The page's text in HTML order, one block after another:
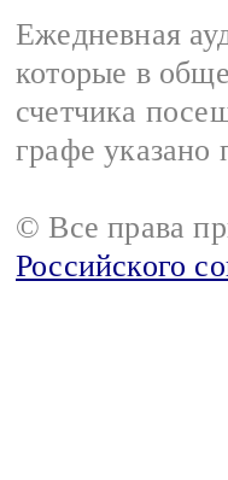
Ежедневная
которые в
счетчика
графе указано
© Все права
Российского